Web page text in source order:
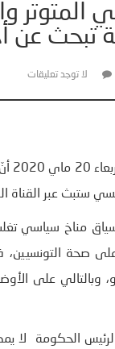
المتوتر
تبحث عن
لا توجد تعليقات
ستبث عبر القناة
مناخ سياسي تغلب
صحة
وبالتالي على
لرئيس الحكومة لا